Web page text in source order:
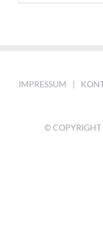
IMPRESSUM
© COPYRIGHT